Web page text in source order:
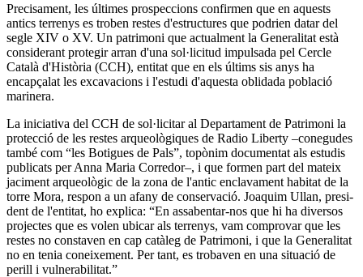
Pre­ci­sa­ment, les últi­mes pros­pec­ci­ons con­fir­men que en aquests
antics ter­renys es tro­ben res­tes d'estruc­tu­res que podrien datar del
segle XIV o XV. Un patri­moni que actu­al­ment la Gene­ra­li­tat està
con­si­de­rant pro­te­gir arran d'una sol·lici­tud impul­sada pel Cer­cle
Català d'Història (CCH), enti­tat que en els últims sis anys ha
encapçalat les exca­va­ci­ons i l'estudi d'aquesta obli­dada població
mari­nera.
La ini­ci­a­tiva del CCH de sol·lici­tar al Depar­ta­ment de Patri­moni la
pro­tecció de les res­tes arqueològiques de Radio Liberty –cone­gu­des
també com “les Boti­gues de Pals”, topònim docu­men­tat als estu­dis
publi­cats per Anna Maria Cor­re­dor–, i que for­men part del mateix
jaci­ment arqueològic de la zona de l'antic encla­va­ment habi­tat de la
torre Mora, res­pon a un afany de con­ser­vació. Joa­quim Ullan, pre­si­
dent de l'enti­tat, ho explica: “En assa­ben­tar-nos que hi ha diver­sos
pro­jec­tes que es volen ubi­car als ter­renys, vam com­pro­var que les
res­tes no cons­ta­ven en cap catàleg de Patri­moni, i que la Gene­ra­li­tat
no en tenia conei­xe­ment. Per tant, es tro­ba­ven en una situ­ació de
perill i vul­ne­ra­bi­li­tat.”